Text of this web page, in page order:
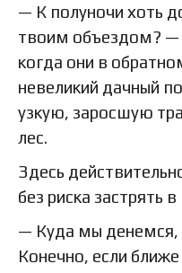
— К полуночи хоть
твоим объездом?
когда они в
невеликий дачный
узкую, заросшую
лес.
Здесь
без риска застрять в
— Куда мы денемся,
Конечно, если